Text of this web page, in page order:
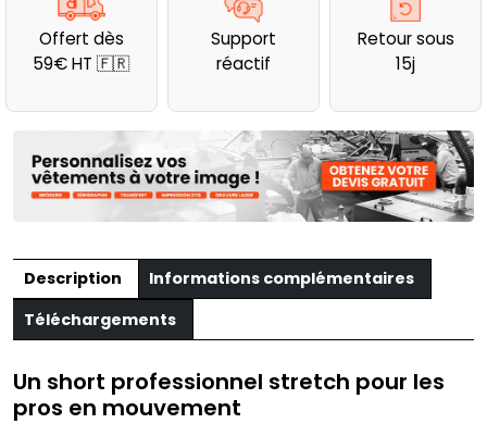
travail
coupe
regular
Offert dès
59€ HT 🇫🇷
Support
réactif
Retour sous
15j
Description
Informations complémentaires
Téléchargements
Un short professionnel stretch pour les
pros en mouvement